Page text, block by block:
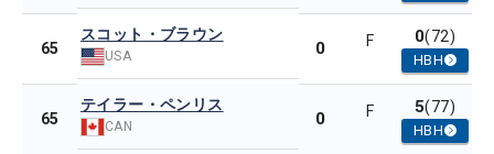
65
スコット・ブラウン
USA 0 F 0(72)
HBH
65
テイラー・ペンリス
CAN 0 F 5(77)
HBH